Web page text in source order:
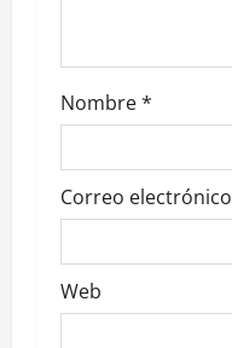
d
s
Nombre*
Correo electrónico
Web